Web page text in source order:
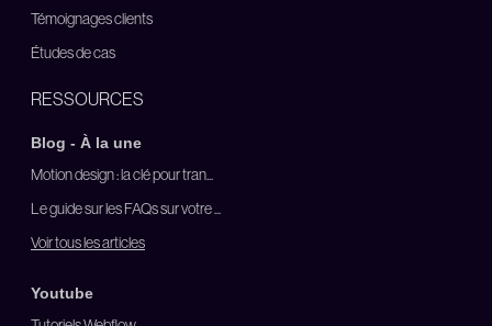
Témoignages clients
Études de cas
RESSOURCES
Blog - À la une
Motion design : la clé pour tran...
Le guide sur les FAQs sur votre ...
Voir tous les articles
Youtube